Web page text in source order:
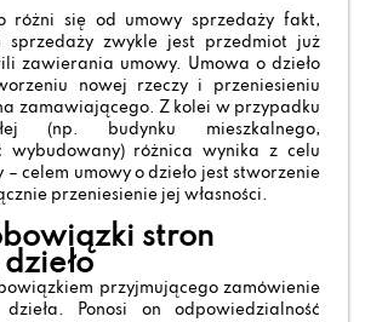
różni się od umowy sprzedaży fakt,
sprzedaży zwykle jest przedmiot już
zawierania umowy. Umowa o dzieło
nowej rzeczy i przeniesieniu
zamawiającego. Z kolei w przypadku
(np. budynku mieszkalnego,
wybudowany) różnica wynika z celu
celem umowy o dzieło jest stworzenie
przeniesienie jej własności.
stron
przyjmującego zamówienie
Ponosi on odpowiedzialność